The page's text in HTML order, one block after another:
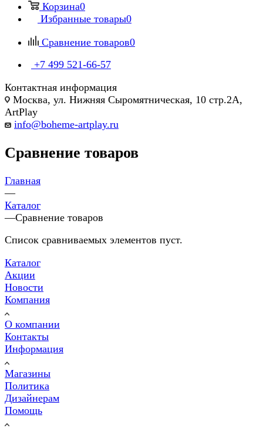
Корзина0
Избранные товары0
Сравнение товаров0
+7 499 521-66-57
Контактная информация
Москва, ул. Нижняя Сыромятническая, 10 стр.2А,
ArtPlay
info@boheme-artplay.ru
Сравнение товаров
Главная
—
Каталог
—Сравнение товаров
Список сравниваемых элементов пуст.
Каталог
Акции
Новости
Компания
О компании
Контакты
Информация
Магазины
Политика
Дизайнерам
Помощь